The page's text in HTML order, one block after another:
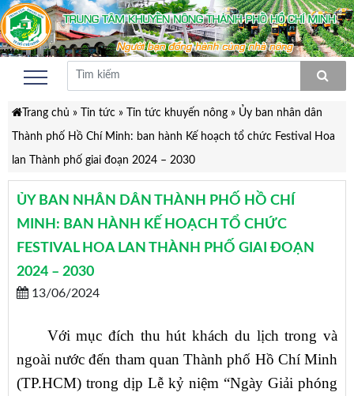
Trang chủ » Tin tức» Tin tức khuyến nông» Ủy ban nhân dân
Thành phố Hồ Chí Minh: ban hành Kế hoạch tổ chức Festival Hoa
lan Thành phố giai đoạn 2024 – 2030
ỦY BAN NHÂN DÂN THÀNH PHỐ HỒ CHÍ
MINH: BAN HÀNH KẾ HOẠCH TỔ CHỨC
FESTIVAL HOA LAN THÀNH PHỐ GIAI ĐOẠN
2024 – 2030
13/06/2024
Với mục đích thu hút khách du lịch trong và
ngoài nước đến tham quan Thành phố Hồ Chí Minh
(TP.HCM) trong dịp Lễ kỷ niệm “Ngày Giải phóng